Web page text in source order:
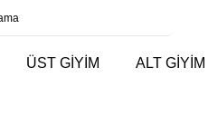
ÜST GİYİM ALT GİYİM